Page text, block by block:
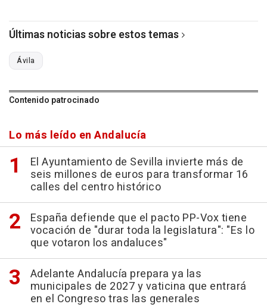
Últimas noticias sobre estos temas
Ávila
Contenido patrocinado
Lo más leído en Andalucía
El Ayuntamiento de Sevilla invierte más de
seis millones de euros para transformar 16
calles del centro histórico
España defiende que el pacto PP-Vox tiene
vocación de "durar toda la legislatura": "Es lo
que votaron los andaluces"
Adelante Andalucía prepara ya las
municipales de 2027 y vaticina que entrará
en el Congreso tras las generales